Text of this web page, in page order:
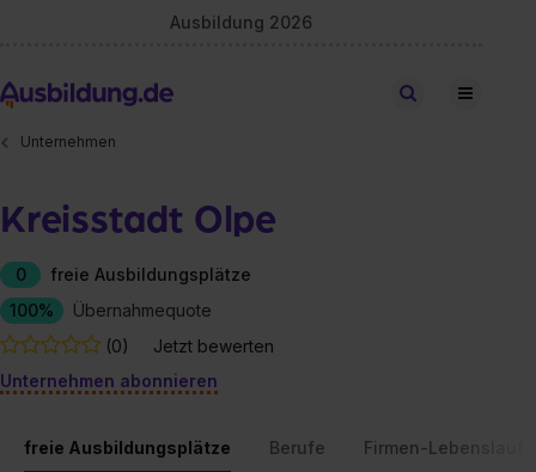
Ausbildung 2026
Stellen finden
Unternehmen
Kreisstadt Olpe
0
freie Ausbildungsplätze
100%
Übernahmequote
(0)
Jetzt bewerten
Unternehmen abonnieren
freie Ausbildungsplätze Berufe Firmen-Lebenslauf